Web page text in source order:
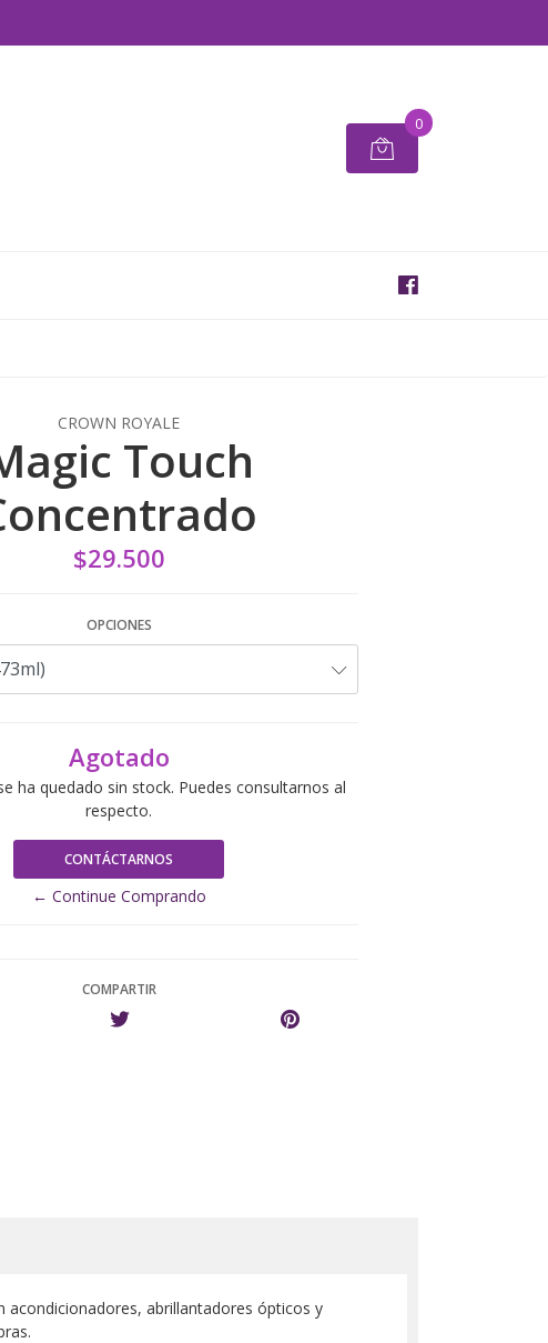
0
CROWN ROYALE
Touch
$29.500
OPCIONES
Agotado
ha quedado sin stock. Puedes consultarnos al
respecto.
CONTÁCTARNOS
← Continue Comprando
COMPARTIR
acondicionadores, abrillantadores ópticos y